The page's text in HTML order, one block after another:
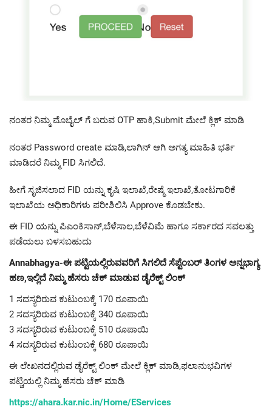
ನಂತರ ನಿಮ್ಮ ಮೊಬೈಲ್ ಗೆ ಬರುವ OTP ಹಾಕಿ,Submit ಮೇಲೆ ಕ್ಲಿಕ್ ಮಾಡಿ
ನಂತರ Password create ಮಾಡಿ,ಲಾಗಿನ್ ಆಗಿ ಅಗತ್ಯ ಮಾಹಿತಿ ಭರ್ತಿ
ಮಾಡಿದರೆ ನಿಮ್ಮ FID ಸಿಗಲಿದೆ.
ಹೀಗೆ ಸೃಜಿಸಲಾದ FID ಯನ್ನು ಕೃಷಿ ಇಲಾಖೆ,ರೇಷ್ಮೆ ಇಲಾಖೆ,ತೋಟಗಾರಿಕೆ
ಇಲಾಖೆಯ ಅಧಿಕಾರಿಗಳು ಪರೀಶಿಲಿಸಿ Approve ಕೊಡಬೇಕು.
ಈ FID ಯನ್ನು ಪಿಎಂಕಿಸಾನ್,ಬೆಳೆಸಾಲ,ಬೆಳೆವಿಮೆ ಹಾಗೂ ಸರ್ಕಾರದ ಸವಲತ್ತು
ಪಡೆಯಲು ಬಳಸಬಹುದು
Annabhagya-ಈ ಪಟ್ಟಿಯಲ್ಲಿರುವವರಿಗೆ ಸಿಗಲಿದೆ ಸೆಪ್ಟೆಂಬರ್ ತಿಂಗಳ ಅನ್ನಭಾಗ್ಯ
ಹಣ,ಇಲ್ಲಿದೆ ನಿಮ್ಮ ಹೆಸರು ಚೆಕ್ ಮಾಡುವ ಡೈರೆಕ್ಟ್ ಲಿಂಕ್
1 ಸದಸ್ಯರಿರುವ ಕುಟುಂಬಕ್ಕೆ 170 ರೂಪಾಯಿ
2 ಸದಸ್ಯರಿರುವ ಕುಟುಂಬಕ್ಕೆ 340 ರೂಪಾಯಿ
3 ಸದಸ್ಯರಿರುವ ಕುಟುಂಬಕ್ಕೆ 510 ರೂಪಾಯಿ
4 ಸದಸ್ಯರಿರುವ ಕುಟುಂಬಕ್ಕೆ 680 ರೂಪಾಯಿ
ಈ ಲೇಖನದಲ್ಲಿರುವ ಡೈರೆಕ್ಟ್ ಲಿಂಕ್ ಮೇಲೆ ಕ್ಲಿಕ್ ಮಾಡಿ,ಫಲಾನುಭವಿಗಳ
ಪಟ್ಚಿಯಲ್ಲಿ ನಿಮ್ಮ ಹೆಸರು ಚೆಕ್ ಮಾಡಿ
https://ahara.kar.nic.in/Home/EServices